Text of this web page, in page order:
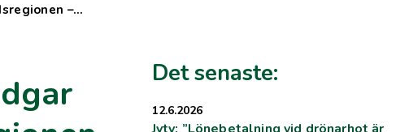
–…
Det senaste:
12.6.2026